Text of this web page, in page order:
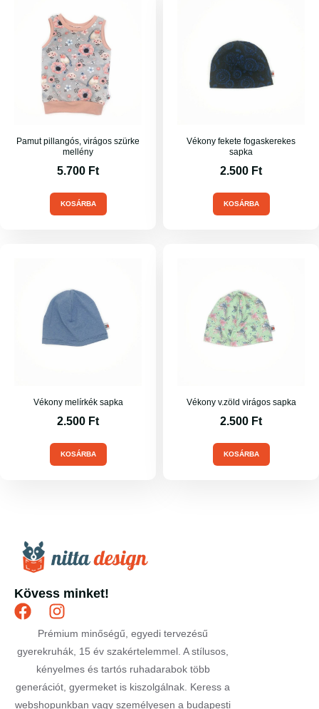
Pamut pillangós, virágos szürke
mellény
5.700 Ft
KOSÁRBA
Vékony fekete fogaskerekes
sapka
2.500 Ft
KOSÁRBA
Vékony melírkék sapka
2.500 Ft
KOSÁRBA
Vékony v.zöld virágos sapka
2.500 Ft
KOSÁRBA
Kövess minket!
Prémium minőségű, egyedi tervezésű
gyerekruhák, 15 év szakértelemmel. A stílusos,
kényelmes és tartós ruhadarabok több
generációt, gyermeket is kiszolgálnak. Keress a
webshopunkban vagy személyesen a budapesti